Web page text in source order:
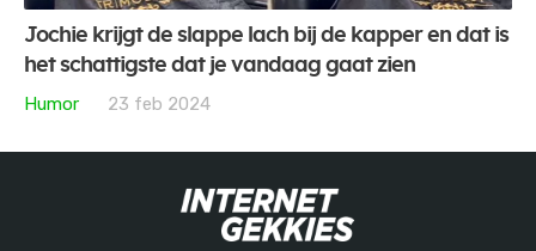
Jochie krijgt de slappe lach bij de kapper en dat is
het schattigste dat je vandaag gaat zien
Humor
23 feb 2024